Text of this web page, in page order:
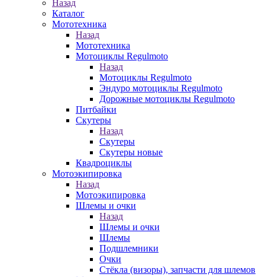
Назад
Каталог
Мототехника
Назад
Мототехника
Мотоциклы Regulmoto
Назад
Мотоциклы Regulmoto
Эндуро мотоциклы Regulmoto
Дорожные мотоциклы Regulmoto
Питбайки
Скутеры
Назад
Скутеры
Скутеры новые
Квадроциклы
Мотоэкипировка
Назад
Мотоэкипировка
Шлемы и очки
Назад
Шлемы и очки
Шлемы
Подшлемники
Очки
Стёкла (визоры), запчасти для шлемов